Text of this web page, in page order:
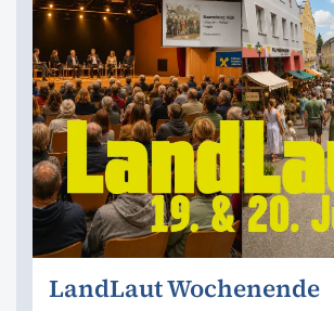
LandLaut Wochenende